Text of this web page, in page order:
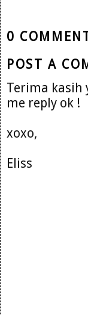
0
POST A
Terima kasih
me reply ok !
xoxo,
Eliss